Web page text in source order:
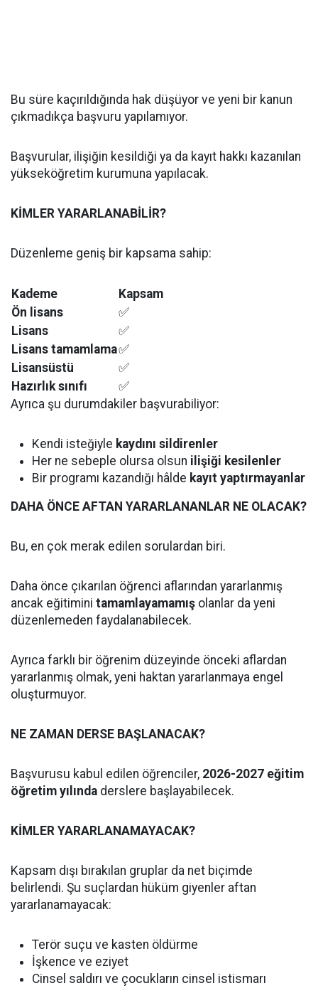
Bu süre kaçırıldığında hak düşüyor ve yeni bir kanun
çıkmadıkça başvuru yapılamıyor.
Başvurular, ilişiğin kesildiği ya da kayıt hakkı kazanılan
yükseköğretim kurumuna yapılacak.
KİMLER YARARLANABİLİR?
Düzenleme geniş bir kapsama sahip:
Kademe
Kapsam
Ön lisans
✅
Lisans
✅
Lisans tamamlama✅
Lisansüstü
✅
Hazırlık sınıfı
✅
Ayrıca şu durumdakiler başvurabiliyor:
Kendi isteğiyle kaydını sildirenler
Her ne sebeple olursa olsun ilişiği kesilenler
Bir programı kazandığı hâlde kayıt yaptırmayanlar
DAHA ÖNCE AFTAN YARARLANANLAR NE OLACAK?
Bu, en çok merak edilen sorulardan biri.
Daha önce çıkarılan öğrenci aflarından yararlanmış
ancak eğitimini tamamlayamamış olanlar da yeni
düzenlemeden faydalanabilecek.
Ayrıca farklı bir öğrenim düzeyinde önceki aflardan
yararlanmış olmak, yeni haktan yararlanmaya engel
oluşturmuyor.
NE ZAMAN DERSE BAŞLANACAK?
Başvurusu kabul edilen öğrenciler, 2026-2027 eğitim
öğretim yılında derslere başlayabilecek.
KİMLER YARARLANAMAYACAK?
Kapsam dışı bırakılan gruplar da net biçimde
belirlendi. Şu suçlardan hüküm giyenler aftan
yararlanamayacak:
Terör suçu ve kasten öldürme
İşkence ve eziyet
Cinsel saldırı ve çocukların cinsel istismarı